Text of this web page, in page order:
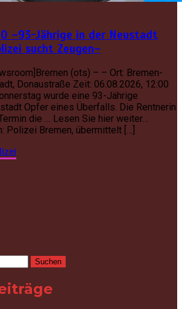
–93-Jährige in der Neustadt
sucht Zeugen–
(ots) – – Ort: Bremen-
Donaustraße Zeit: 06.08.2026, 12:00
wurde eine 93-Jährige
Opfer eines Überfalls. Die Rentnerin
die … Lesen Sie hier weiter…
Polizei Bremen, übermittelt […]